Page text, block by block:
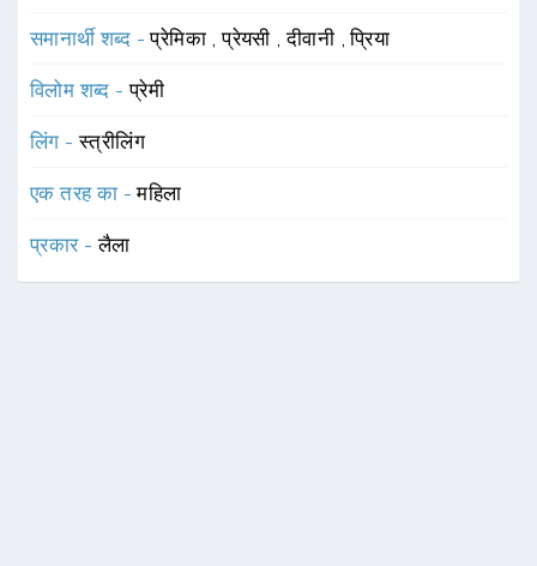
समानार्थी शब्द -प्रेमिका ,प्रेयसी ,दीवानी ,प्रिया
विलोम शब्द -प्रेमी
लिंग -स्त्रीलिंग
एक तरह का -महिला
प्रकार -लैला